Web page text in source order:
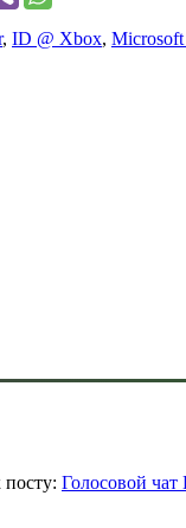
, ID @ Xbox, Microsoft
Голосовой